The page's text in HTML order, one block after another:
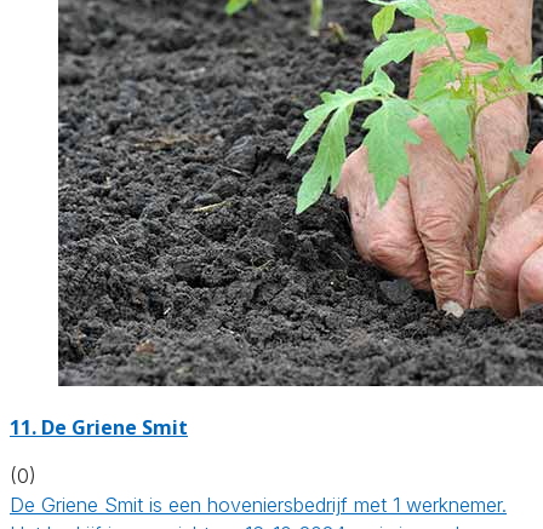
11. De Griene Smit
(0)
De Griene Smit is een hoveniersbedrijf met 1 werknemer.